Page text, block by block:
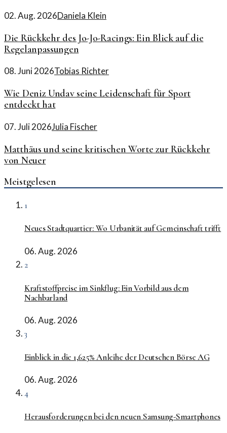
02. Aug. 2026Daniela Klein
Die Rückkehr des Jo-Jo-Racings: Ein Blick auf die
Regelanpassungen
08. Juni 2026Tobias Richter
Wie Deniz Undav seine Leidenschaft für Sport
entdeckt hat
07. Juli 2026Julia Fischer
Matthäus und seine kritischen Worte zur Rückkehr
von Neuer
Meistgelesen
1
Neues Stadtquartier: Wo Urbanität auf Gemeinschaft trifft
06. Aug. 2026
2
Kraftstoffpreise im Sinkflug: Ein Vorbild aus dem
Nachbarland
06. Aug. 2026
3
Einblick in die 1,625% Anleihe der Deutschen Börse AG
06. Aug. 2026
4
Herausforderungen bei den neuen Samsung-Smartphones